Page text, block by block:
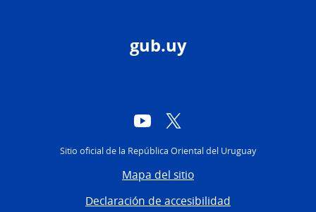
gub.uy
YouTube
Sitio oficial de la República Oriental del Uruguay
Mapa del sitio
Declaración de accesibilidad